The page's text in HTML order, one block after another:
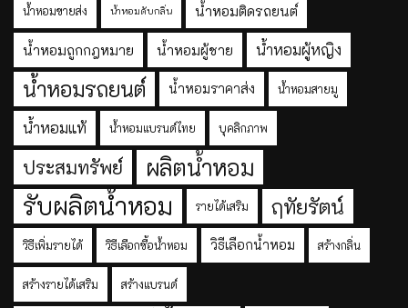
น้ำหอมขายส่ง น้ำหอมดับกลิ่น น้ำหอมติดรถยนต์
น้ำหอมถูกกฎหมาย น้ำหอมผู้ชาย น้ำหอมผู้หญิง
น้ำหอมรถยนต์ น้ำหอมราคาส่ง น้ำหอมสายมู
น้ำหอมแท้ น้ำหอมแบรนด์ไทย บุคลิกภาพ
ประสมทรัพย์ ผลิตน้ำหอม
รับผลิตน้ำหอม รายได้เสริม ฤทัยรัตน์
วิธีเพิ่มรายได้ วิธีเลือกซื้อน้ำหอม วิธีเลือกน้ำหอม สร้างกลิ่น
สร้างรายได้เสริม สร้างแบรนด์